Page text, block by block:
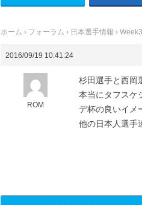
ホーム › フォーラム › 日本選手情報 ›
2016/09/19 10:41:24
ROM
杉田選手と西岡
本当にタフスケ
デ杯の良いイメ
他の日本人選手